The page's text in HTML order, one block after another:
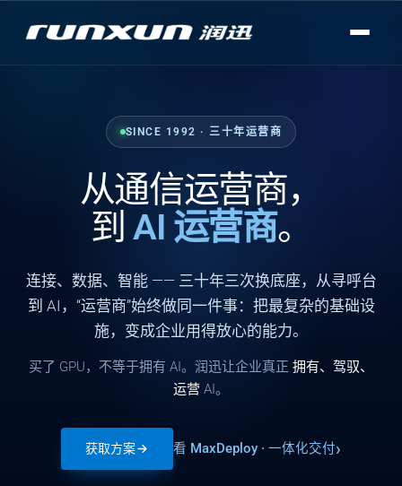
SINCE 1992 · 三十年运营商
从通信运营商，
到 AI 运营商。
连接、 数据、 智能—— 三十年三次换底座，从寻呼台
到 AI，“运营商”始终做同一件事：把最复杂的基础设
施，变成企业用得放心的能力。
买了 GPU，不等于拥有 AI。润迅让企业真正 拥有、驾驭、
运营 AI。
获取方案 看 MaxDeploy · 一体化交付